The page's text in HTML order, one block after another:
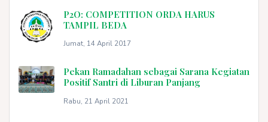
P2O: COMPETITION ORDA HARUS
TAMPIL BEDA
Jumat, 14 April 2017
Pekan Ramadahan sebagai Sarana Kegiatan
Positif Santri di Liburan Panjang
Rabu, 21 April 2021